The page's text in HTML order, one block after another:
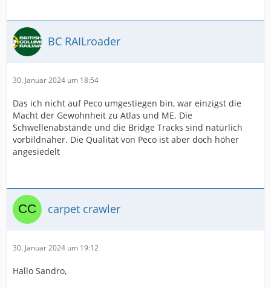
BC RAILroader
30. Januar 2024 um 18:54
Das ich nicht auf Peco umgestiegen bin, war einzigst die
Macht der Gewohnheit zu Atlas und ME. Die
Schwellenabstände und die Bridge Tracks sind natürlich
vorbildnäher. Die Qualität von Peco ist aber doch höher
angesiedelt
carpet crawler
30. Januar 2024 um 19:12
Hallo Sandro,